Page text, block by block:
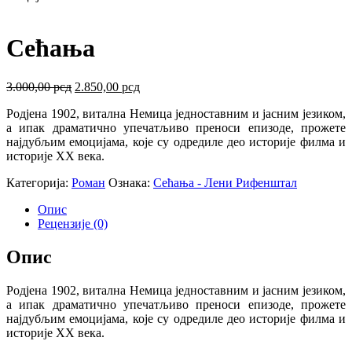
Сећања
3.000,00рсд Оригинална
је
била:
3.000,00 рсд.
2.850,00 рсдТренутна
је:
2.850,00 рсд.
Родјена 1902, витална Немица једноставним и јасним језиком,
а ипак драматично упечатљиво преноси епизоде, прожете
најдубљим емоцијама, које су одредиле део историје филма и
историје XX века.
Категорија: Роман Ознака: Сећања - Лени Рифенштал
Опис
Рецензије (0)
Опис
Родјена 1902, витална Немица једноставним и јасним језиком,
а ипак драматично упечатљиво преноси епизоде, прожете
најдубљим емоцијама, које су одредиле део историје филма и
историје XX века.